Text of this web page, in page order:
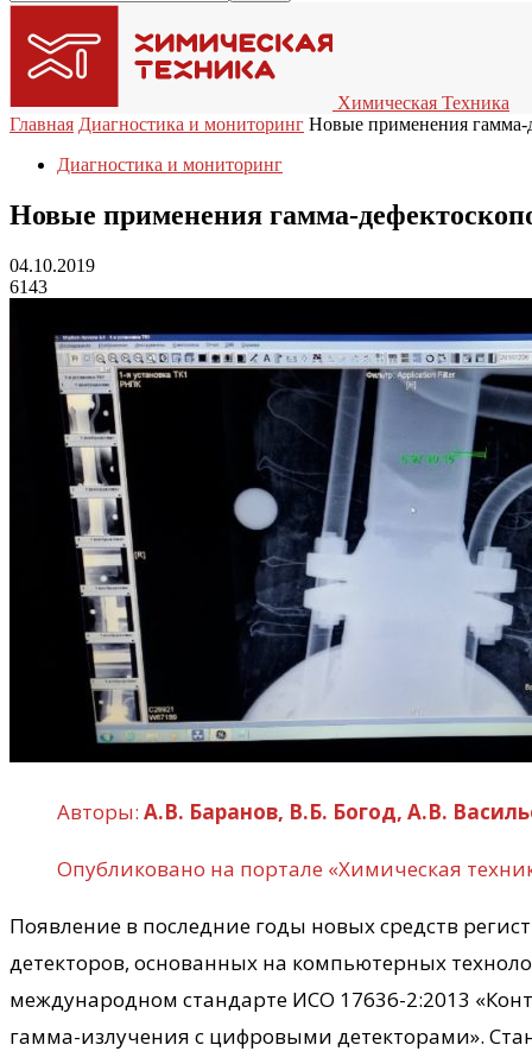
Химическая Техника
Главная Диагностика и мониторинг Новые применения гамма-
Диагностика и мониторинг
Новые применения гамма-
04.10.2019
6143
Авторы: А.В. Баранов, В.Б. Богод, А.В.
Опубликовано на портале «Химическая
Появление в последние годы новых средств
детекторов, основанных на компьютерных
международном стандарте ИСО 17636-2:2013
гамма-излучения с цифровыми детекторами».